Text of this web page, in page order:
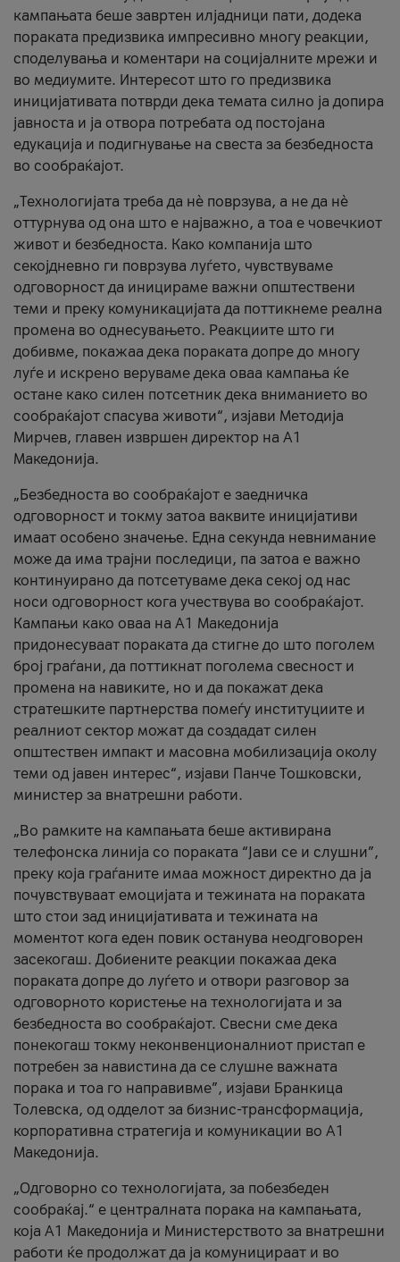
кампањата беше завртен илјадници пати, додека
пораката предизвика импресивно многу реакции,
споделувања и коментари на социјалните мрежи и
во медиумите. Интересот што го предизвика
иницијативата потврди дека темата силно ја допира
јавноста и ја отвора потребата од постојана
едукација и подигнување на свеста за безбедноста
во сообраќајот.
„Технологијата треба да нè поврзува, а не да нè
оттурнува од она што е најважно, а тоа е човечкиот
живот и безбедноста. Како компанија што
секојдневно ги поврзува луѓето, чувствуваме
одговорност да иницираме важни општествени
теми и преку комуникацијата да поттикнеме реална
промена во однесувањето. Реакциите што ги
добивме, покажаа дека пораката допре до многу
луѓе и искрено веруваме дека оваа кампања ќе
остане како силен потсетник дека вниманието во
сообраќајот спасува животи“, изјави Методија
Мирчев, главен извршен директор на А1
Македонија.
„Безбедноста во сообраќајот е заедничка
одговорност и токму затоа ваквите иницијативи
имаат особено значење. Една секунда невнимание
може да има трајни последици, па затоа е важно
континуирано да потсетуваме дека секој од нас
носи одговорност кога учествува во сообраќајот.
Кампањи како оваа на A1 Македонија
придонесуваат пораката да стигне до што поголем
број граѓани, да поттикнат поголема свесност и
промена на навиките, но и да покажат дека
стратешките партнерства помеѓу институциите и
реалниот сектор можат да создадат силен
општествен импакт и масовна мобилизација околу
теми од јавен интерес“, изјави Панче Тошковски,
министер за внатрешни работи.
„Во рамките на кампањата беше активирана
телефонска линија со пораката “Јави се и слушни”,
преку која граѓаните имаа можност директно да ја
почувствуваат емоцијата и тежината на пораката
што стои зад иницијативата и тежината на
моментот кога еден повик останува неодговорен
засекогаш. Добиените реакции покажаа дека
пораката допре до луѓето и отвори разговор за
одговорното користење на технологијата и за
безбедноста во сообраќајот. Свесни сме дека
понекогаш токму неконвенционалниот пристап е
потребен за навистина да се слушне важната
порака и тоа го направивме”, изјави Бранкица
Толевска, од одделот за бизнис-трансформација,
корпоративна стратегија и комуникации во А1
Македонија.
„Одговорно со технологијата, за побезбеден
сообраќај.“ е централната порака на кампањата,
која A1 Македонија и Министерството за внатрешни
работи ќе продолжат да ја комуницираат и во